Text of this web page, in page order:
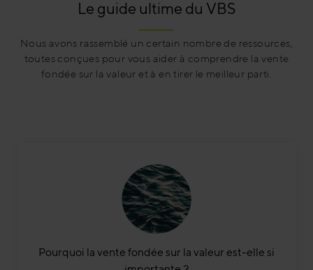
Le guide ultime du VBS
Nous avons rassemblé un certain nombre de ressources,
toutes conçues pour vous aider à comprendre la vente
fondée sur la valeur et à en tirer le meilleur parti.
Pourquoi la vente fondée sur la valeur est-elle si